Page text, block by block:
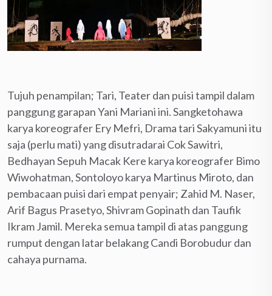
Tujuh penampilan; Tari, Teater dan puisi tampil dalam
panggung garapan Yani Mariani ini. Sangketohawa
karya koreografer Ery Mefri, Drama tari Sakyamuni itu
saja (perlu mati) yang disutradarai Cok Sawitri,
Bedhayan Sepuh Macak Kere karya koreografer Bimo
Wiwohatman, Sontoloyo karya Martinus Miroto, dan
pembacaan puisi dari empat penyair; Zahid M. Naser,
Arif Bagus Prasetyo, Shivram Gopinath dan Taufik
Ikram Jamil. Mereka semua tampil di atas panggung
rumput dengan latar belakang Candi Borobudur dan
cahaya purnama.